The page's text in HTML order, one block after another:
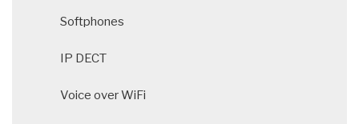
Softphones
IP DECT
Voice over WiFi